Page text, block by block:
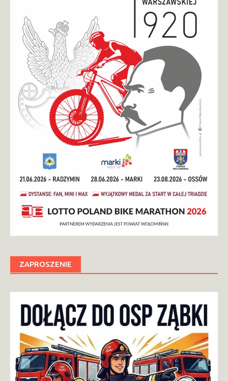
ZAPROSZENIE